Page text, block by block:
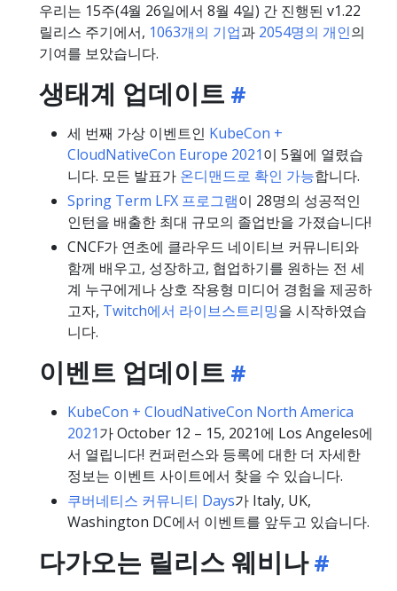
우리는 15주(4월 26일에서 8월 4일) 간 진행된 v1.22
릴리스 주기에서, 1063개의 기업과 2054명의 개인의
기여를 보았습니다.
생태계 업데이트
세 번째 가상 이벤트인 KubeCon +
CloudNativeCon Europe 2021이 5월에 열렸습
니다. 모든 발표가 온디맨드로 확인 가능합니다.
Spring Term LFX 프로그램이 28명의 성공적인
인턴을 배출한 최대 규모의 졸업반을 가졌습니다!
CNCF가 연초에 클라우드 네이티브 커뮤니티와
함께 배우고, 성장하고, 협업하기를 원하는 전 세
계 누구에게나 상호 작용형 미디어 경험을 제공하
고자, Twitch에서 라이브스트리밍을 시작하였습
니다.
이벤트 업데이트
KubeCon + CloudNativeCon North America
2021가 October 12 – 15, 2021에 Los Angeles에
서 열립니다! 컨퍼런스와 등록에 대한 더 자세한
정보는 이벤트 사이트에서 찾을 수 있습니다.
쿠버네티스 커뮤니티 Days가 Italy, UK,
Washington DC에서 이벤트를 앞두고 있습니다.
다가오는 릴리스 웨비나